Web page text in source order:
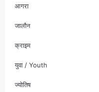
आगरा
जालौन
क्राइम
युवा / Youth
ज्योतिष